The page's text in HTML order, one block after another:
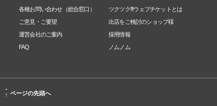
各種お問い合わせ（総合窓口）
ツクツク!!!ウェブチケットとは
ご意見・ご要望
出店をご検討のショップ様
運営会社のご案内
採用情報
FAQ
ノムノム
-
↑ ページの先頭へ